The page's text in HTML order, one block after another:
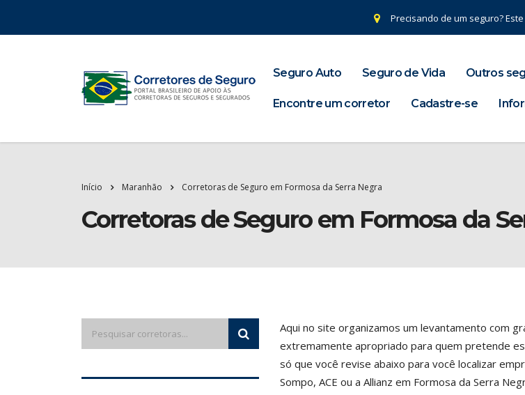
Precisando de um seguro?
Seguro Auto Seguro de Vida Outros
Encontre um corretor Cadastre-se
Início Maranhão Corretoras de Seguro em Formosa da Serra Negra
Corretoras de Seguro em Formosa da
Aqui no site organizamos um levantamento com
extremamente apropriado para quem pretende
só que você revise abaixo para você localizar
Sompo, ACE ou a Allianz em Formosa da Serra